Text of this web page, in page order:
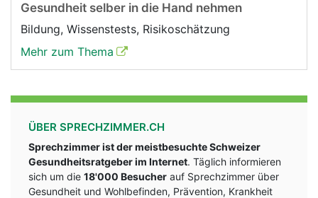
Gesundheit selber in die Hand nehmen
Bildung, Wissenstests, Risikoschätzung
Mehr zum Thema
ÜBER SPRECHZIMMER.CH
Sprechzimmer ist der meistbesuchte Schweizer
Gesundheitsratgeber im Internet. Täglich informieren
sich um die 18'000 Besucher auf Sprechzimmer über
Gesundheit und Wohlbefinden, Prävention, Krankheit